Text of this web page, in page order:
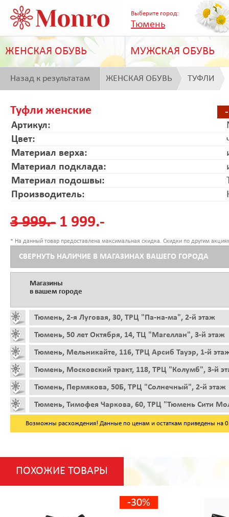
Выберите город:
Тюмень
ЖЕНСКАЯ ОБУВЬ МУЖСКАЯ ОБУВЬ
Назад к результатам ЖЕНСКАЯ ОБУВЬ ТУФЛИ
Туфли женские
Артикул:
Цвет:
Материал верха:
Материал подклада:
Материал подошвы:
Производитель:
3 999.- 1 999.-
* На данный товар предоставлена максимальная скидка. Скидки по другим
СВЕРНУТЬ НАЛИЧИЕ В МАГАЗИНАХ ВАШЕГО ГОРОДА
Магазины
в вашем городе
Тюмень, 2-я Луговая, 30, ТРЦ "Па-на-ма", 2-й этаж
Тюмень, 50 лет Октября, 14, ТЦ "Магеллан", 3-й этаж
Тюмень, Мельникайте, 116, ТРЦ Арсиб Тауэр, 1-й
Тюмень, Московский тракт, 118, ТРЦ "Колумб", 3-й
Тюмень, Пермякова, 50Б, ТРЦ "Солнечный", 2-й этаж
Тюмень, Тимофея Чаркова, 60, ТРЦ "Тюмень Сити
Возможны расхождения! Данные по ценам и остаткам приведены на
ПОХОЖИЕ ТОВАРЫ
-30%